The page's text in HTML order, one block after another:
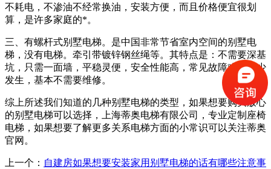
不耗电，不渗油不经常换油，安装方便，而且价格便宜很划
算，是许多家庭的*。
三、有螺杆式别墅电梯。是中国非常节省室内空间的别墅电
梯，没有电梯。牵引带镀锌钢丝绳等。其特点是：不需要深基
坑，只需一面墙，平稳灵便，安全性能高，常见故障难题很少
发生，基本不需要维修。
综上所述我们知道的几种别墅电梯的类型，如果想要购买放心
的别墅电梯可以选择，上海蒂奥电梯有限公司，专业定制座椅
电梯，如果想要了解更多关系电梯方面的小常识可以关注蒂奥
官网。
上一个： 自建房如果想要安装家用别墅电梯的话有哪些注意事